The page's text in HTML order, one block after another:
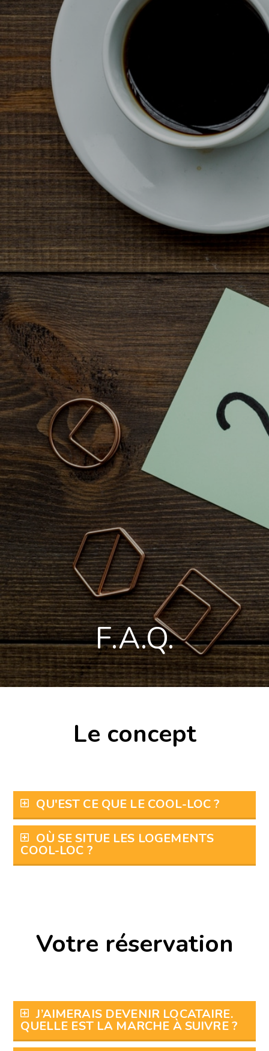
F.A.Q.
Le concept
QU'EST CE QUE LE COOL-LOC ?
OÙ SE SITUE LES LOGEMENTS
COOL-LOC ?
Votre réservation
J’AIMERAIS DEVENIR LOCATAIRE.
QUELLE EST LA MARCHE À SUIVRE ?